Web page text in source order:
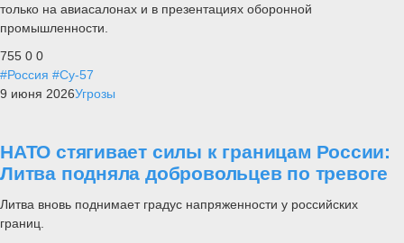
только на авиасалонах и в презентациях оборонной
промышленности.
755 0 0
#Россия #Су-57
9 июня 2026Угрозы
НАТО стягивает силы к границам России:
Литва подняла добровольцев по тревоге
Литва вновь поднимает градус напряженности у российских
границ.